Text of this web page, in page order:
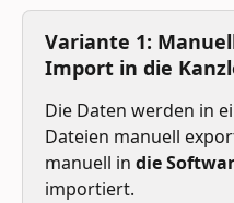
Variante 1:
Import in die
Die Daten werden in
Dateien manuell
manuell in die
importiert.